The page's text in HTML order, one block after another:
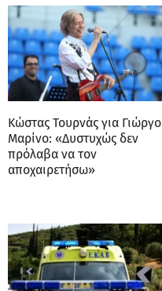
Κώστας Τουρνάς για Γιώργο
Μαρίνο: «Δυστυχώς δεν
πρόλαβα να τον
αποχαιρετήσω»